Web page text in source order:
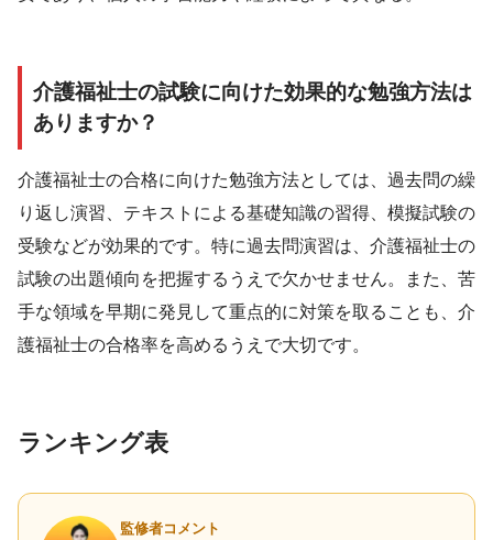
介護福祉士の試験に向けた効果的な勉強方法は
ありますか？
介護福祉士の合格に向けた勉強方法としては、過去問の繰
り返し演習、テキストによる基礎知識の習得、模擬試験の
受験などが効果的です。特に過去問演習は、介護福祉士の
試験の出題傾向を把握するうえで欠かせません。また、苦
手な領域を早期に発見して重点的に対策を取ることも、介
護福祉士の合格率を高めるうえで大切です。
ランキング表
監修者コメント